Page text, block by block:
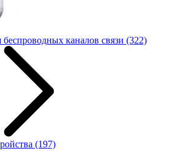
беспроводных каналов связи (322)
(197)